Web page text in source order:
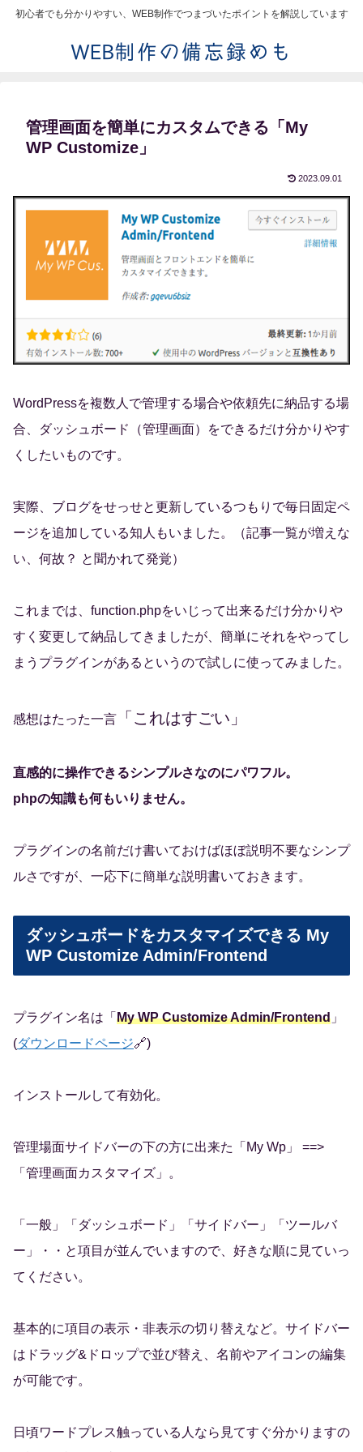
初心者でも分かりやすい、WEB制作でつまづいたポイントを解説しています
管理画面を簡単にカスタムできる「My
WP Customize」
2023.09.01
WordPressを複数人で管理する場合や依頼先に納品する場
合、ダッシュボード（管理画面）をできるだけ分かりやす
くしたいものです。
実際、ブログをせっせと更新しているつもりで毎日固定ペ
ージを追加している知人もいました。（記事一覧が増えな
い、何故？ と聞かれて発覚）
これまでは、function.phpをいじって出来るだけ分かりや
すく変更して納品してきましたが、簡単にそれをやってし
まうプラグインがあるというので試しに使ってみました。
感想はたった一言 「これはすごい」
直感的に操作できるシンプルさなのにパワフル。
phpの知識も何もいりません。
プラグインの名前だけ書いておけばほぼ説明不要なシンプ
ルさですが、一応下に簡単な説明書いておきます。
ダッシュボードをカスタマイズできる My
WP Customize Admin/Frontend
プラグイン名は「 My WP Customize Admin/Frontend 」
(ダウンロードページ🔗)
インストールして有効化。
管理場面サイドバーの下の方に出来た「My Wp」 ==>
「管理画面カスタマイズ」。
「一般」「ダッシュボード」「サイドバー」「ツールバ
ー」・・と項目が並んでいますので、好きな順に見ていっ
てください。
基本的に項目の表示・非表示の切り替えなど。サイドバー
はドラッグ&ドロップで並び替え、名前やアイコンの編集
が可能です。
日頃ワードプレス触っている人なら見てすぐ分かりますの